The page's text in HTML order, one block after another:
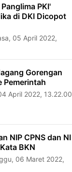
PKI'
di DKI Dicopot
05 April 2022,
Gorengan
Pemerintah
April 2022, 13.22.00
NIP CPNS dan NI
BKN
06 Maret 2022,